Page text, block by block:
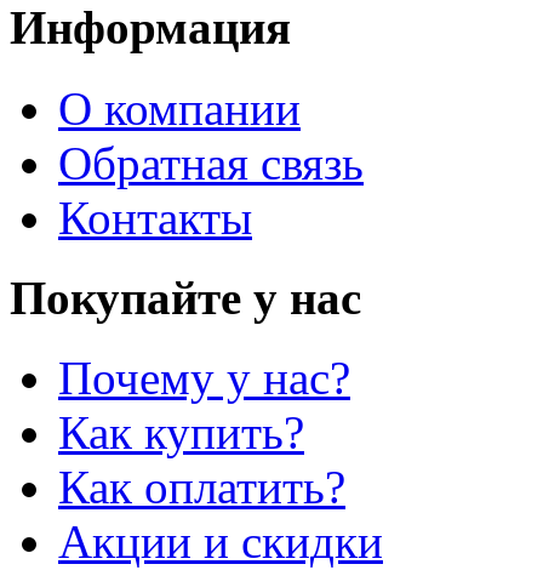
Информация
О компании
Обратная связь
Контакты
Покупайте у нас
Почему у нас?
Как купить?
Как оплатить?
Акции и скидки